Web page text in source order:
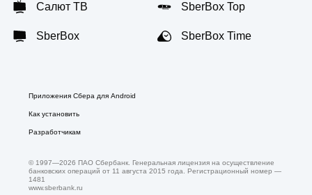
Салют ТВ SberBox Top
SberBox SberBox Time
Приложения Сбера для Android
Как установить
Разработчикам
© 1997—2026 ПАО Сбербанк. Генеральная лицензия на осуществление
банковских операций от 11 августа 2015 года. Регистрационный номер —
1481
www.sberbank.ru